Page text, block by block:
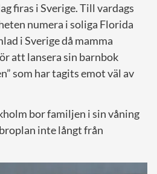
firas i Sverige. Till vardags
numera i soliga Florida
i Sverige då mamma
att lansera sin barnbok
som har tagits emot väl av
bor familjen i sin våning
inte långt från